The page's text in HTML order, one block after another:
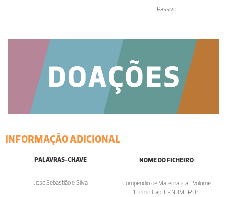
Passivo
INFORMAÇÃO ADICIONAL
PALAVRAS-CHAVE
José Sebastião e Silva
NOME DO FICHEIRO
Compendio de Matematica 1 Volume
1 Tomo Cap III - NUMEROS